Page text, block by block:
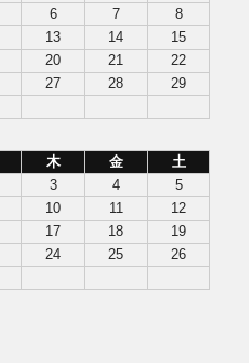
6 7
8
13 14
15
20 21
22
27 28
29
木 金
土
3 4
5
10 11
12
17 18
19
24 25
26